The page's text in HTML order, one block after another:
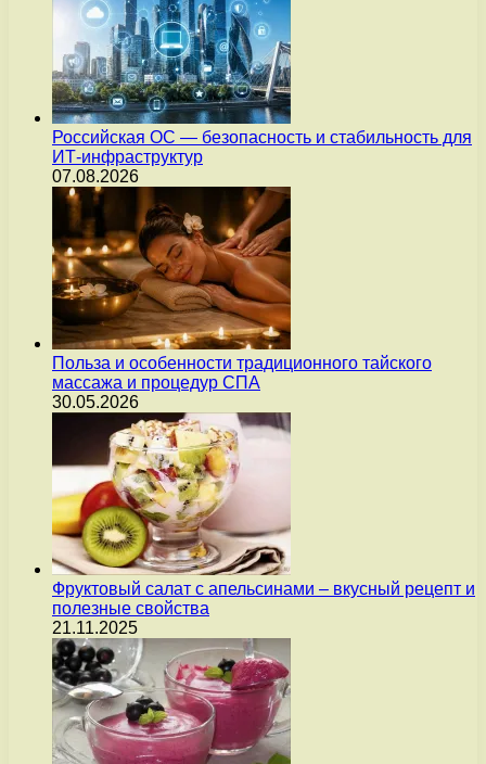
Российская ОС — безопасность и стабильность для
ИТ-инфраструктур
07.08.2026
Польза и особенности традиционного тайского
массажа и процедур СПА
30.05.2026
Фруктовый салат с апельсинами – вкусный рецепт и
полезные свойства
21.11.2025